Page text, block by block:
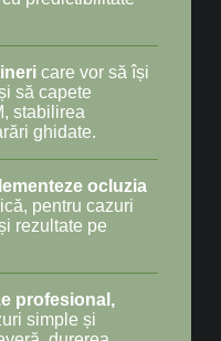
care vor să își
să capete
stabilirea
ghidate.
ocluzia
pentru cazuri
rezultate pe
profesional,
simple și